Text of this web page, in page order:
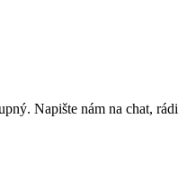
Napište nám na chat, rádi